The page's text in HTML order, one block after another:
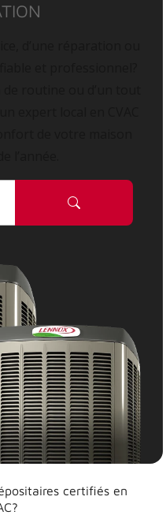
certifiés en